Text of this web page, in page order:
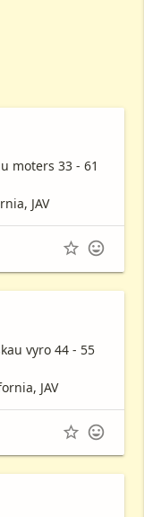
moters 33 - 61
JAV
 
vyro 44 - 55
JAV
 